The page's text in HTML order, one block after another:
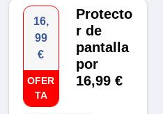
16,
99
€
OFER
TA
Protecto
r de
pantalla
por
16,99 €